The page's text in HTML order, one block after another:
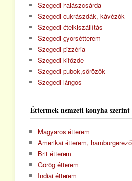
Szegedi halászcsárda
Szegedi cukrászdák, kávézók
Szegedi ételkiszállítás
Szegedi gyorsétterem
Szegedi pizzéria
Szegedi kifőzde
Szegedi pubok,sörözők
Szegedi lángos
Éttermek nemzeti konyha szerint
Magyaros étterem
Amerikai étterem, hamburgerező
Brit étterem
Görög étterem
Indiai étterem